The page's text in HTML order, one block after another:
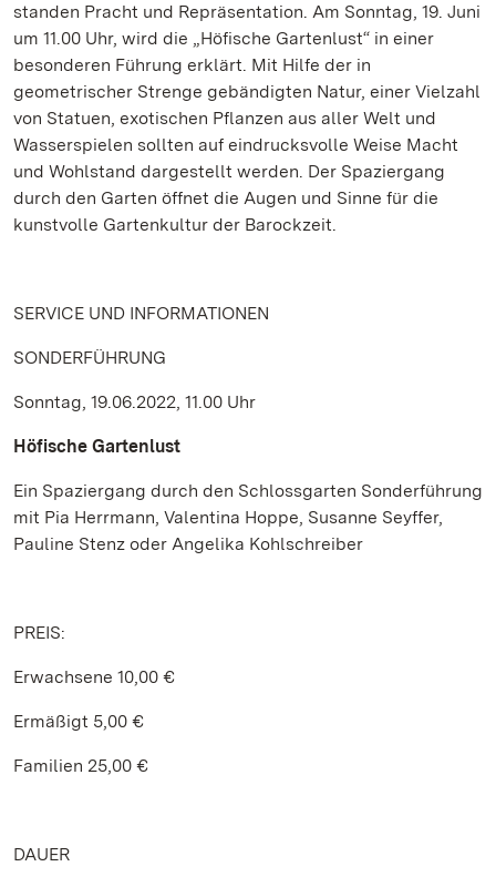
standen Pracht und Repräsentation. Am Sonntag, 19. Juni
um 11.00 Uhr, wird die „Höfische Gartenlust“ in einer
besonderen Führung erklärt. Mit Hilfe der in
geometrischer Strenge gebändigten Natur, einer Vielzahl
von Statuen, exotischen Pflanzen aus aller Welt und
Wasserspielen sollten auf eindrucksvolle Weise Macht
und Wohlstand dargestellt werden. Der Spaziergang
durch den Garten öffnet die Augen und Sinne für die
kunstvolle Gartenkultur der Barockzeit.
SERVICE UND INFORMATIONEN
SONDERFÜHRUNG
Sonntag, 19.06.2022, 11.00 Uhr
Höfische Gartenlust
Ein Spaziergang durch den Schlossgarten Sonderführung
mit Pia Herrmann, Valentina Hoppe, Susanne Seyffer,
Pauline Stenz oder Angelika Kohlschreiber
PREIS:
Erwachsene 10,00 €
Ermäßigt 5,00 €
Familien 25,00 €
DAUER